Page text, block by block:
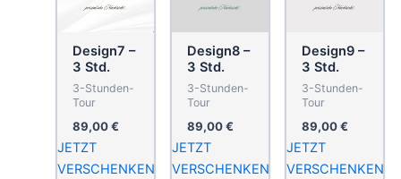
Design7 –
3 Std.
3-Stunden-
Tour
89,00€
JETZT
VERSCHENKEN
Design8 –
3 Std.
3-Stunden-
Tour
89,00€
JETZT
VERSCHENKEN
Design9 –
3 Std.
3-Stunden-
Tour
89,00€
JETZT
VERSCHENKEN